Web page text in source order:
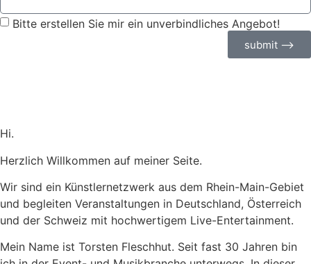
Bitte erstellen Sie mir ein unverbindliches Angebot!
submit ⟶
Hi.
Herzlich Willkommen auf meiner Seite.
Wir sind ein Künstlernetzwerk aus dem Rhein-Main-Gebiet
und begleiten Veranstaltungen in Deutschland, Österreich
und der Schweiz mit hochwertigem Live-Entertainment.
Mein Name ist Torsten Fleschhut. Seit fast 30 Jahren bin